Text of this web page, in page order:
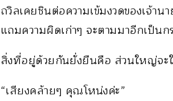
ถวิลเคยชินต่อความเข้มงวดของเจ้
แถมความผิดเก่าๆ จะตามมาอีกเป็น
สิ่งที่อยู่ด้วยกันยั่งยืนคือ ส่วนใหญ่จะ
“เสียงคล้ายๆ คุณโหน่งค่ะ”